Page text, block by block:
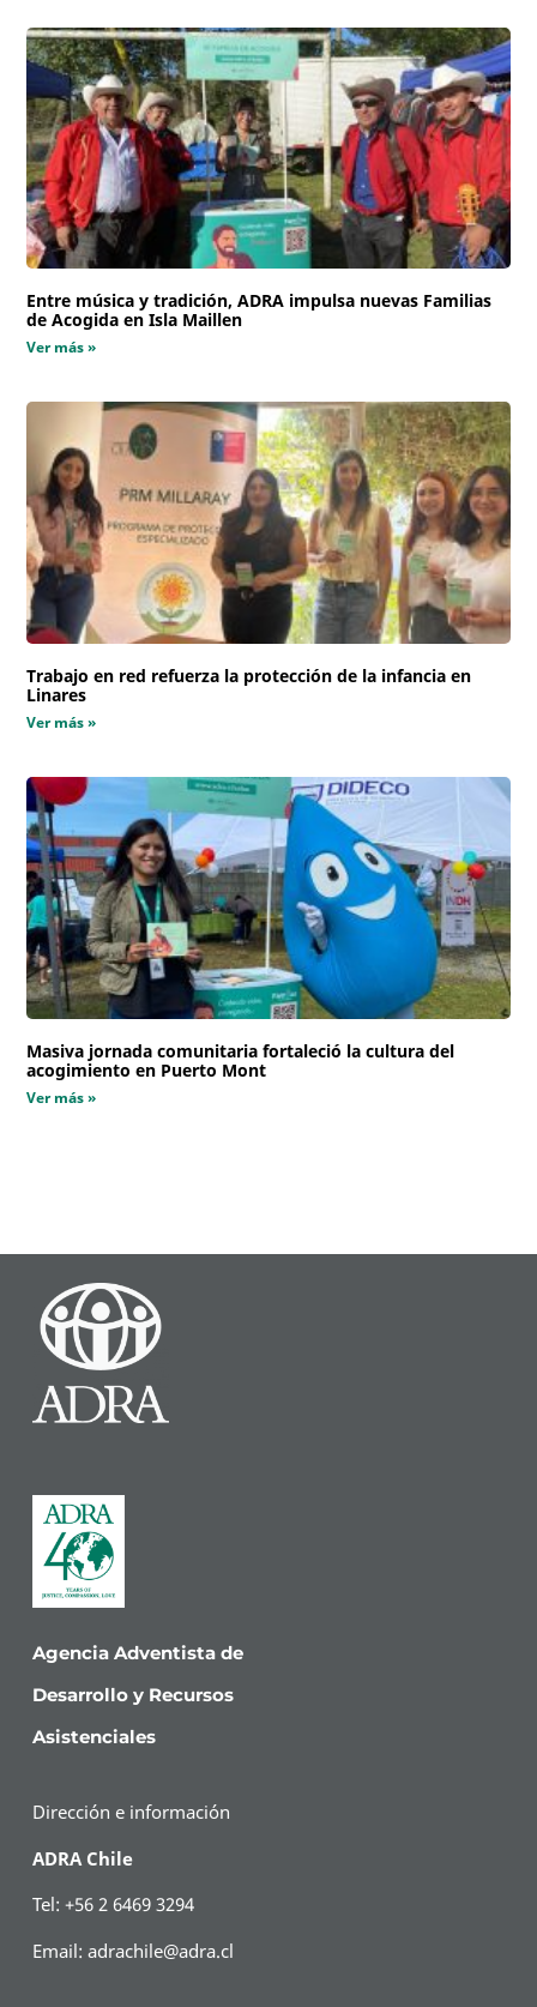
Entre música y tradición, ADRA impulsa nuevas Familias
de Acogida en Isla Maillen
Ver más »
Trabajo en red refuerza la protección de la infancia en
Linares
Ver más »
Masiva jornada comunitaria fortaleció la cultura del
acogimiento en Puerto Mont
Ver más »
Agencia Adventista de
Desarrollo y Recursos
Asistenciales
Dirección e información
ADRA Chile
Tel: +56 2 6469 3294
Email:adrachile@adra.cl